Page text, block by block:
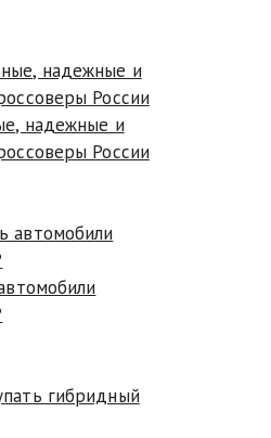
надежные и
России